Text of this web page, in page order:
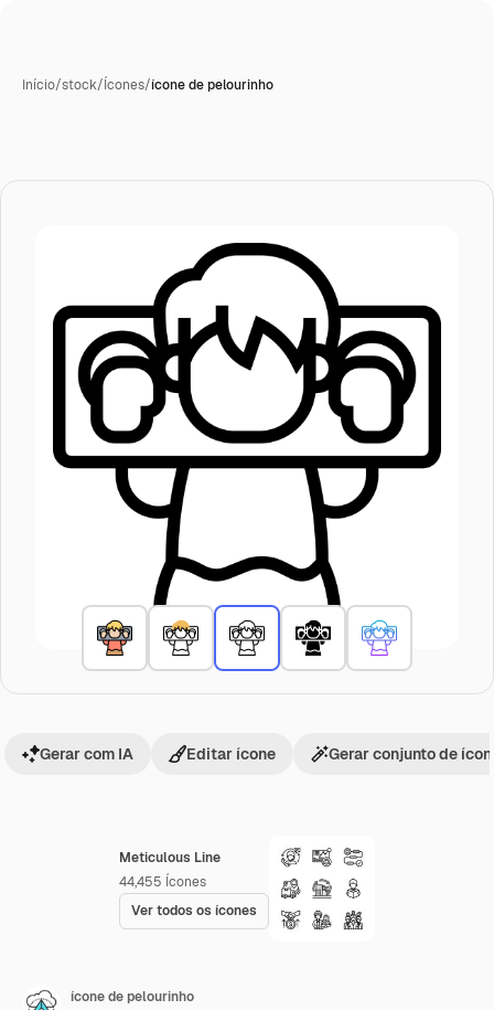
Início/stock/Ícones/ícone de pelourinho
Meticulous Line
44,455 Ícones
Ver todos os ícones
Gerar com IA Editar ícone Gerar conjunto de
ícone de pelourinho